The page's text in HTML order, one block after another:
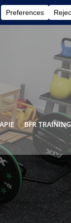
0157 / 735 954 19
BFR TRAINING